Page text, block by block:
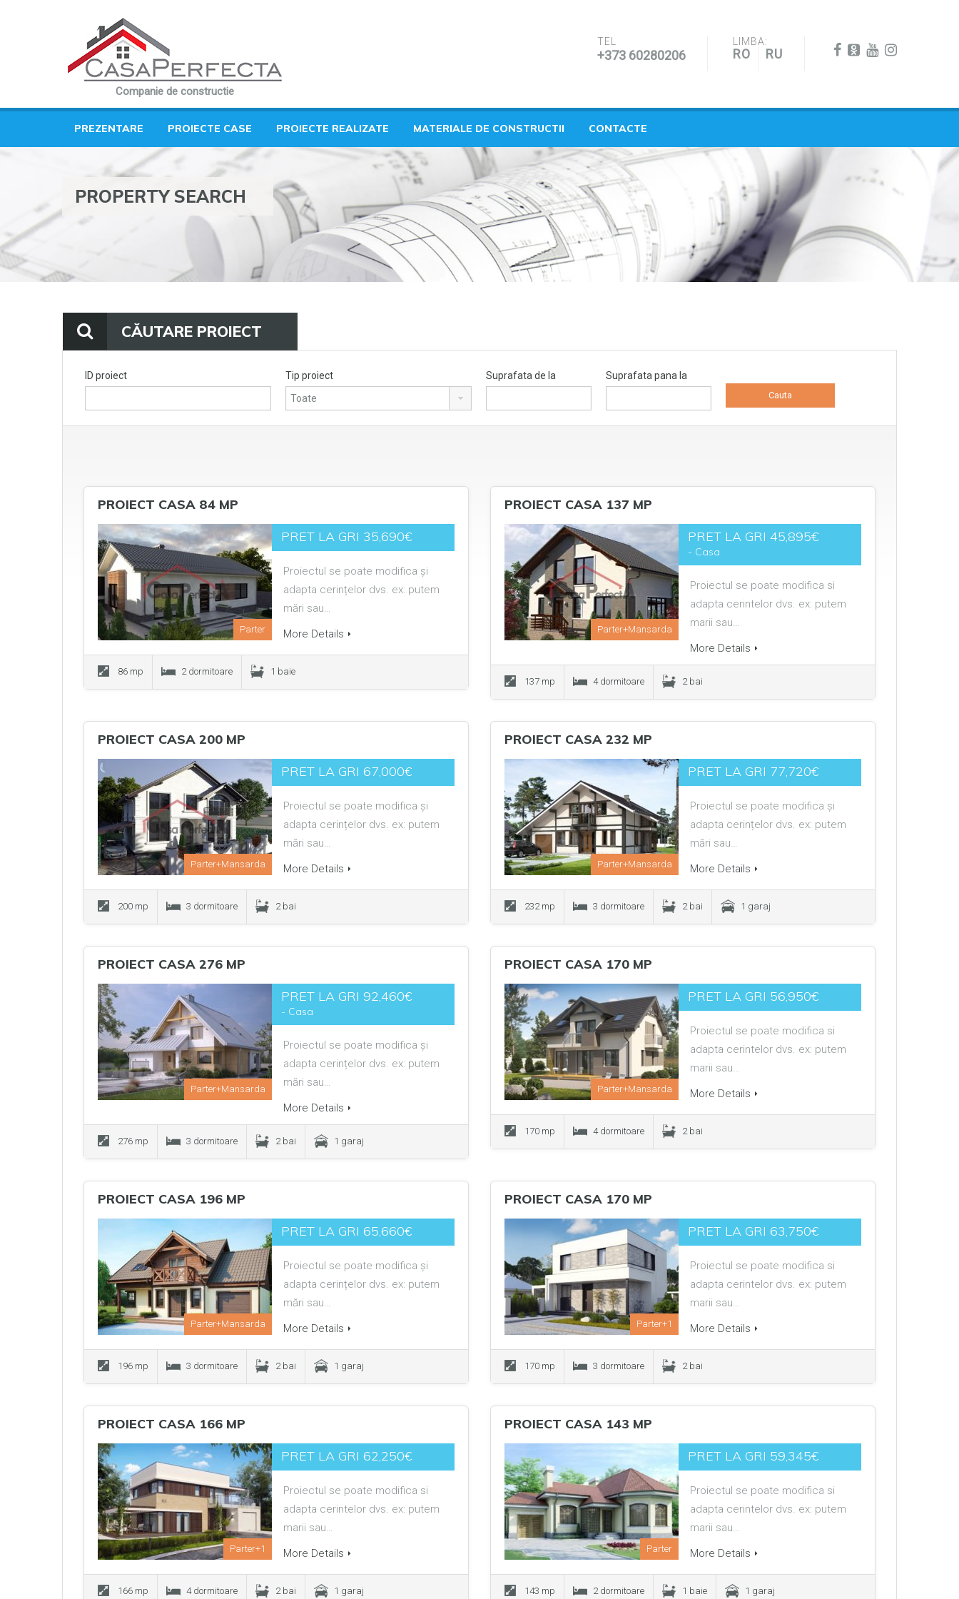
Companie de constructie
TEL
+373 60280206
LIMBA:
RO RU
PREZENTARE PROIECTE CASE PROIECTE REALIZATE MATERIALE DE CONSTRUCTII CONTACTE
PROPERTY SEARCH
CĂUTARE PROIECT
ID proiect Tip proiect Suprafata de la Suprafata pana la
PROIECT CASA 84 MP
Parter
PRET LA GRI 35,690€
Proiectul se poate modifica și
adapta cerințelor dvs. ex: putem
mări sau…
More Details
86 mp 2 dormitoare 1 baie
PROIECT CASA 137 MP
Parter+Mansarda
PRET LA GRI 45,895€
- Casa
Proiectul se poate modifica si
adapta cerintelor dvs. ex: putem
marii sau…
More Details
137 mp 4 dormitoare 2 bai
PROIECT CASA 200 MP
Parter+Mansarda
PRET LA GRI 67,000€
Proiectul se poate modifica și
adapta cerințelor dvs. ex: putem
mări sau…
More Details
200 mp 3 dormitoare 2 bai
PROIECT CASA 232 MP
Parter+Mansarda
PRET LA GRI 77,720€
Proiectul se poate modifica și
adapta cerințelor dvs. ex: putem
mări sau…
More Details
232 mp 3 dormitoare 2 bai 1 garaj
PROIECT CASA 276 MP
Parter+Mansarda
PRET LA GRI 92,460€
- Casa
Proiectul se poate modifica și
adapta cerințelor dvs. ex: putem
mări sau…
More Details
276 mp 3 dormitoare 2 bai 1 garaj
PROIECT CASA 170 MP
Parter+Mansarda
PRET LA GRI 56,950€
Proiectul se poate modifica si
adapta cerintelor dvs. ex: putem
marii sau…
More Details
170 mp 4 dormitoare 2 bai
PROIECT CASA 196 MP
Parter+Mansarda
PRET LA GRI 65,660€
Proiectul se poate modifica și
adapta cerințelor dvs. ex: putem
mări sau…
More Details
196 mp 3 dormitoare 2 bai 1 garaj
PROIECT CASA 170 MP
Parter+1
PRET LA GRI 63,750€
Proiectul se poate modifica si
adapta cerintelor dvs. ex: putem
marii sau…
More Details
170 mp 3 dormitoare 2 bai
PROIECT CASA 166 MP
Parter+1
PRET LA GRI 62,250€
Proiectul se poate modifica si
adapta cerintelor dvs. ex: putem
marii sau…
More Details
166 mp 4 dormitoare 2 bai 1 garaj
PROIECT CASA 143 MP
Parter
PRET LA GRI 59,345€
Proiectul se poate modifica si
adapta cerintelor dvs. ex: putem
marii sau…
More Details
143 mp 2 dormitoare 1 baie 1 garaj